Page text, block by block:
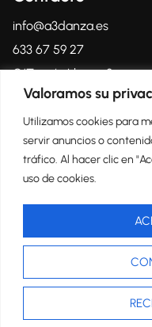
Valoramos su
Utilizamos cookies para
servir anuncios o
tráfico. Al hacer clic en
uso de cookies.
info@a3danza.es
633 67 59 27
C/Tomás Llacer, 2
03804 – Alcoy
Centro Oficial
Copyright © 2024,
Política de Privacidad